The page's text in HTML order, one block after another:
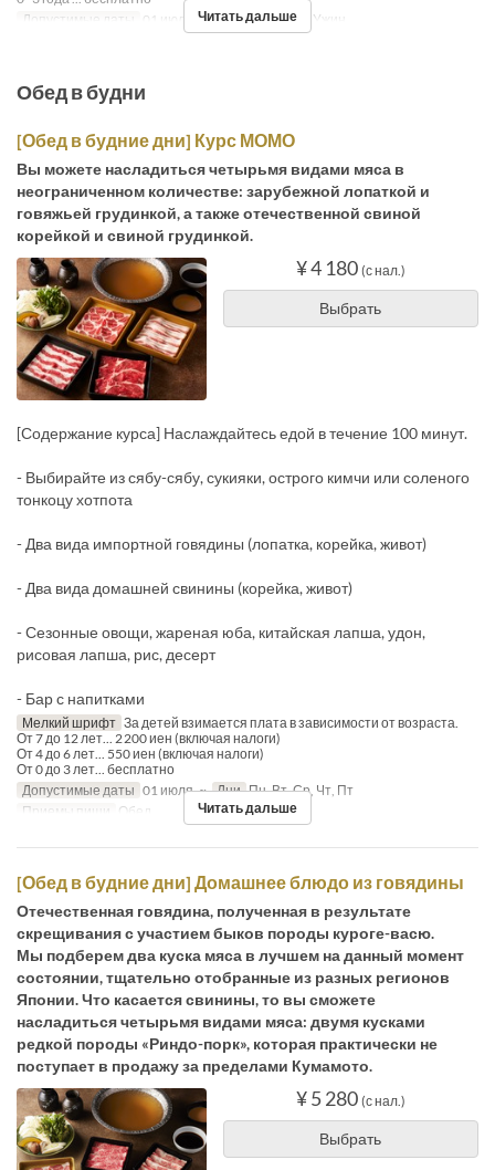
Допустимые даты 01 июля. ~ Приемы пищи Ужин
Читать дальше
Обед в будни
[Обед в будние дни] Курс МОМО
Вы можете насладиться четырьмя видами мяса в
неограниченном количестве: зарубежной лопаткой и
говяжьей грудинкой, а также отечественной свиной
корейкой и свиной грудинкой.
¥ 4 180 (с нал.)
Выбрать
[Содержание курса] Наслаждайтесь едой в течение 100 минут.
- Выбирайте из сябу-сябу, сукияки, острого кимчи или соленого
тонкоцу хотпота
- Два вида импортной говядины (лопатка, корейка, живот)
- Два вида домашней свинины (корейка, живот)
- Сезонные овощи, жареная юба, китайская лапша, удон,
рисовая лапша, рис, десерт
- Бар с напитками
Мелкий шрифт За детей взимается плата в зависимости от возраста.
От 7 до 12 лет... 2 200 иен (включая налоги)
От 4 до 6 лет... 550 иен (включая налоги)
От 0 до 3 лет... бесплатно
Допустимые даты 01 июля. ~ Дни Пн, Вт, Ср, Чт, Пт
Приемы пищи Обед Читать дальше
[Обед в будние дни] Домашнее блюдо из говядины
Отечественная говядина, полученная в результате
скрещивания с участием быков породы куроге-васю.
Мы подберем два куска мяса в лучшем на данный момент
состоянии, тщательно отобранные из разных регионов
Японии. Что касается свинины, то вы сможете
насладиться четырьмя видами мяса: двумя кусками
редкой породы «Риндо-порк», которая практически не
поступает в продажу за пределами Кумамото.
¥ 5 280 (с нал.)
Выбрать